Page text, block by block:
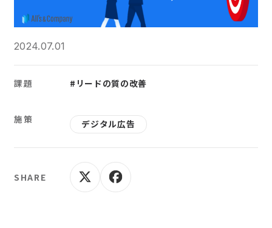
2024.07.01
課題 #リードの質の改善
施策 デジタル広告
SHARE